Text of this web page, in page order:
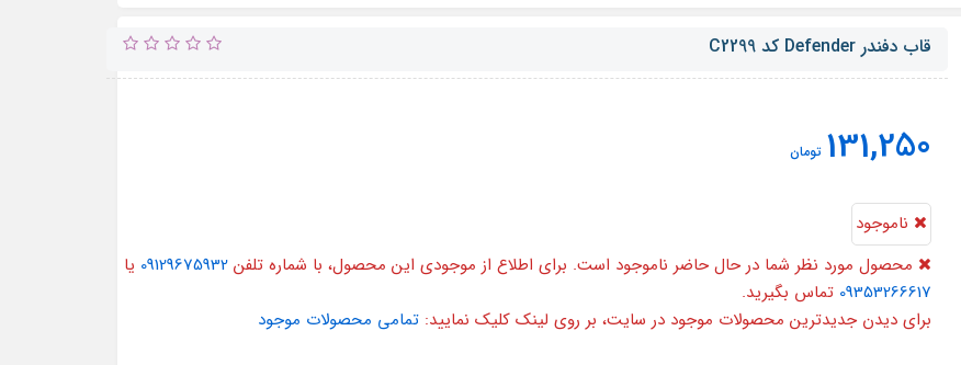
قاب دفندر Defender کد C2299
131,250 تومان
ناموجود
محصول مورد نظر شما در حال حاضر ناموجود است. برای اطلاع از موجودی این محصول، با شماره تلفن09129675932 یا
09353266617 تماس بگیرید.
برای دیدن جدیدترین محصولات موجود در سایت، بر روی لینک کلیک نمایید:تمامی محصولات موجود